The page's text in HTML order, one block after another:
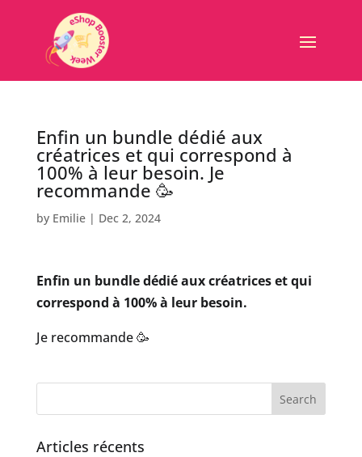
Enfin un bundle dédié aux
créatrices et qui correspond à
100% à leur besoin. Je
recommande 🥳
by Emilie| Dec 2, 2024
Enfin un bundle dédié aux créatrices et qui
correspond à 100% à leur besoin.
Je recommande 🥳
Search
Articles récents